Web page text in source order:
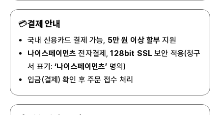
💳결제 안내
국내 신용카드 결제 가능, 5만 원 이상 할부 지원
나이스페이먼츠 전자결제,128bit SSL 보안 적용(청구
서 표기:‘나이스페이먼츠’ 명의)
입금(결제) 확인 후 주문 접수 처리